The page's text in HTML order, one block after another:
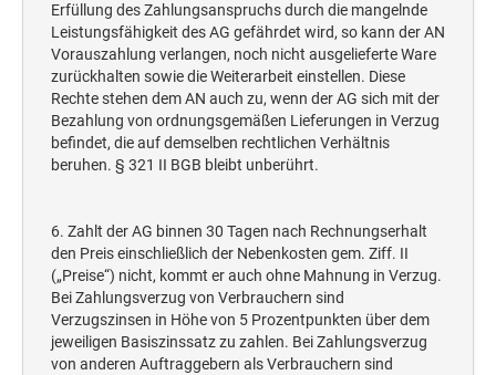
Erfüllung des Zahlungsanspruchs durch die mangelnde
Leistungsfähigkeit des AG gefährdet wird, so kann der AN
Vorauszahlung verlangen, noch nicht ausgelieferte Ware
zurückhalten sowie die Weiterarbeit einstellen. Diese
Rechte stehen dem AN auch zu, wenn der AG sich mit der
Bezahlung von ordnungsgemäßen Lieferungen in Verzug
befindet, die auf demselben rechtlichen Verhältnis
beruhen. § 321 II BGB bleibt unberührt.
6. Zahlt der AG binnen 30 Tagen nach Rechnungserhalt
den Preis einschließlich der Nebenkosten gem. Ziff. II
(„Preise“) nicht, kommt er auch ohne Mahnung in Verzug.
Bei Zahlungsverzug von Verbrauchern sind
Verzugszinsen in Höhe von 5 Prozentpunkten über dem
jeweiligen Basiszinssatz zu zahlen. Bei Zahlungsverzug
von anderen Auftraggebern als Verbrauchern sind